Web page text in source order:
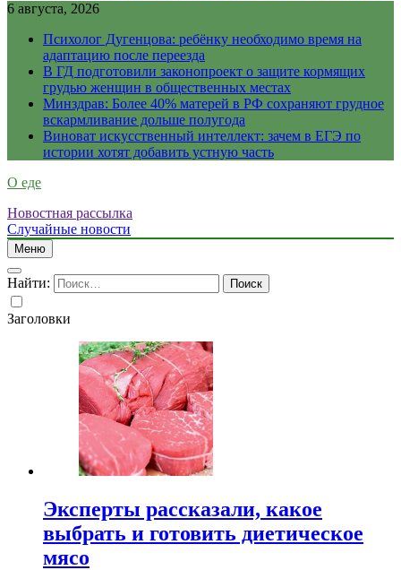
6 августа, 2026
Психолог Дугенцова: ребёнку необходимо время на
адаптацию после переезда
В ГД подготовили законопроект о защите кормящих
грудью женщин в общественных местах
Минздрав: Более 40% матерей в РФ сохраняют грудное
вскармливание дольше полугода
Виноват искусственный интеллект: зачем в ЕГЭ по
истории хотят добавить устную часть
О еде
Новостная рассылка
Случайные новости
Меню
Найти:
Заголовки
Эксперты рассказали, какое
выбрать и готовить диетическое
мясо